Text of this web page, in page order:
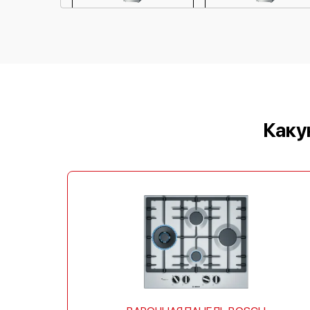
Bosch KGN36VL21
Bosch KGN39VL21 Bosch KIS87AD30